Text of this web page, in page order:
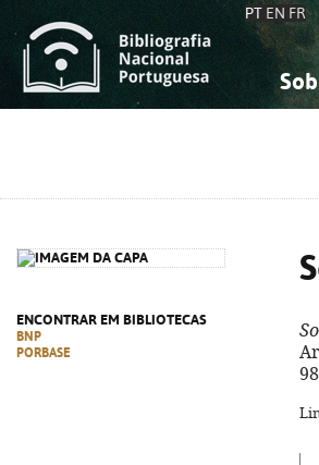
PT EN FR
ENCONTRAR EM BIBLIOTECAS
BNP
PORBASE